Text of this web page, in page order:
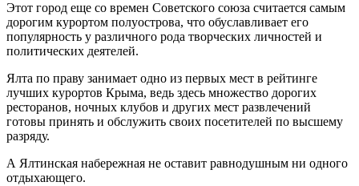
Этот город еще со времен Советского союза считается самым
дорогим курортом полуострова, что обуславливает его
популярность у различного рода творческих личностей и
политических деятелей.
Ялта по праву занимает одно из первых мест в рейтинге
лучших курортов Крыма, ведь здесь множество дорогих
ресторанов, ночных клубов и других мест развлечений
готовы принять и обслужить своих посетителей по высшему
разряду.
А Ялтинская набережная не оставит равнодушным ни одного
отдыхающего.